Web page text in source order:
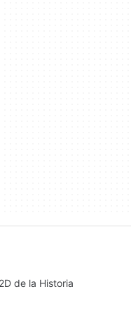
de la Historia